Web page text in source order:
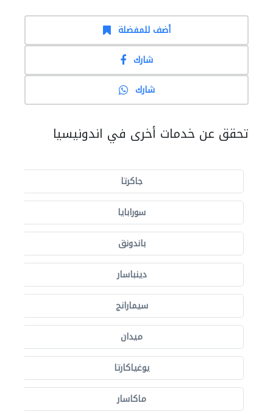
أضف للمفضلة
شارك
شارك
تحقق عن خدمات أخرى في اندونيسيا
جاكرتا
سورابايا
باندونق
دينباسار
سيمارانج
ميدان
يوغياكارتا
ماكاسار